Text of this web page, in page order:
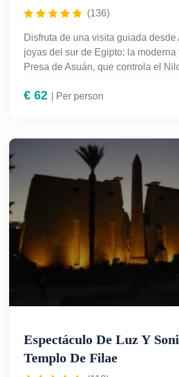
(136)
Disfruta de una visita guiada desde
joyas del sur de Egipto: la moderna
Presa de Asuán, que controla el
dedicado a la diosa Isis, rescatado
acondicionado. Ideal para amantes
la ingeniería egipcia. ¡Reserva tu
€ 62 | Per person
Espectáculo De Luz Y
Templo De Filae